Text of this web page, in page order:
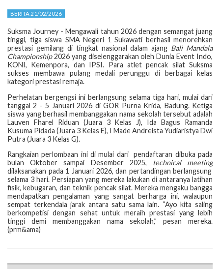
BERITA 21/02/2026
Suksma Journey - Mengawali tahun 2026 dengan semangat juang
tinggi, tiga siswa SMA Negeri 1 Sukawati berhasil menorehkan
prestasi gemilang di tingkat nasional dalam ajang Bali Mandala
Championship2026 yang diselenggarakan oleh Dunia Event Indo,
KONI, Kemenpora, dan IPSI. Para atlet pencak silat Suksma
sukses membawa pulang medali perunggu di berbagai kelas
kategori prestasi remaja.
Perhelatan bergengsi ini berlangsung selama tiga hari, mulai dari
tanggal 2 - 5 Januari 2026 di GOR Purna Krida, Badung. Ketiga
siswa yang berhasil membanggakan nama sekolah tersebut adalah
Lauven Fharel Riduan (Juara 3 Kelas J), Ida Bagus Ramanda
Kusuma Pidada (Juara 3 Kelas E), I Made Andreista Yudiaristya Dwi
Putra (Juara 3 Kelas G).
Rangkaian perlombaan ini di mulai dari pendaftaran dibuka pada
bulan Oktober sampai Desember 2025, technical meeting
dilaksanakan pada 1 Januari 2026, dan pertandingan berlangsung
selama 3 hari. Persiapan yang mereka lakukan di antaranya latihan
fisik, kebugaran, dan teknik pencak silat. Mereka mengaku bangga
mendapatkan pengalaman yang sangat berharga ini, walaupun
sempat terkendala jarak antara satu sama lain. “Ayo kita saling
berkompetisi dengan sehat untuk meraih prestasi yang lebih
tinggi demi membanggakan nama sekolah,” pesan mereka.
(prm&ama)